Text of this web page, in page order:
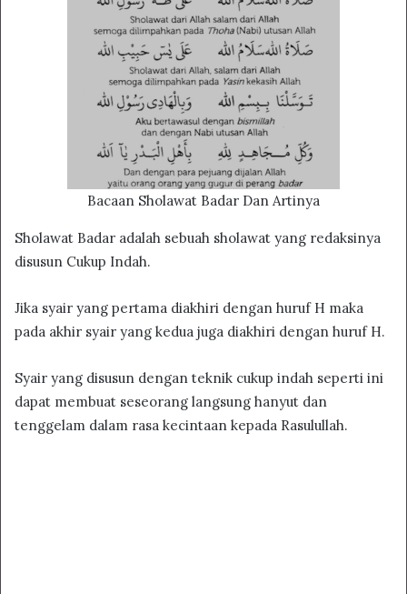
Bacaan Sholawat Badar Dan Artinya
Sholawat Badar adalah sebuah sholawat yang redaksinya
disusun Cukup Indah.
Jika syair yang pertama diakhiri dengan huruf H maka
pada akhir syair yang kedua juga diakhiri dengan huruf H.
Syair yang disusun dengan teknik cukup indah seperti ini
dapat membuat seseorang langsung hanyut dan
tenggelam dalam rasa kecintaan kepada Rasulullah.